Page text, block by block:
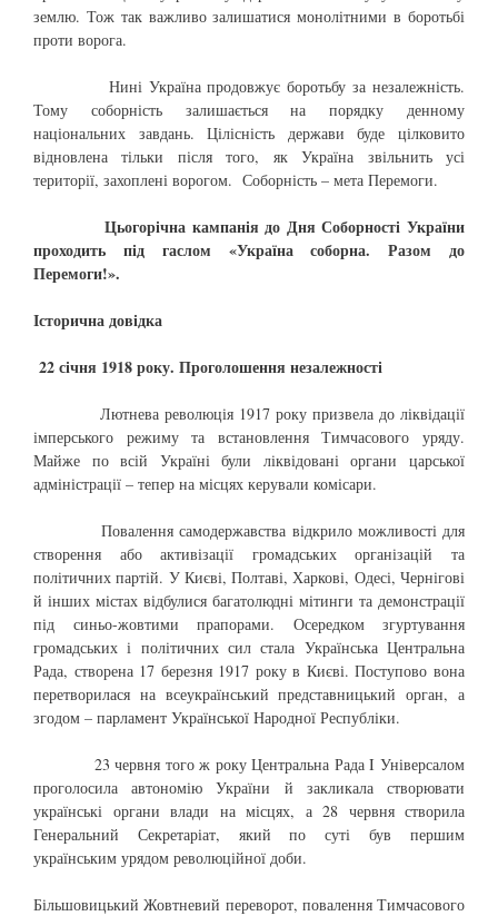
землю. Тож так важливо залишатися монолітними в боротьбі
проти ворога.
Нині Україна продовжує боротьбу за незалежність.
Тому соборність залишається на порядку денному
національних завдань. Цілісність держави буде цілковито
відновлена тільки після того, як Україна звільнить усі
території, захоплені ворогом. Соборність – мета Перемоги.
Цьогорічна кампанія до Дня Соборності України
проходить під гаслом «Україна соборна. Разом до
Перемоги!».
Історична довідка
22 січня 1918 року. Проголошення незалежності
Лютнева революція 1917 року призвела до ліквідації
імперського режиму та встановлення Тимчасового уряду.
Майже по всій Україні були ліквідовані органи царської
адміністрації – тепер на місцях керували комісари.
Повалення самодержавства відкрило можливості для
створення або активізації громадських організацій та
політичних партій. У Києві, Полтаві, Харкові, Одесі, Чернігові
й інших містах відбулися багатолюдні мітинги та демонстрації
під синьо-жовтими прапорами. Осередком згуртування
громадських і політичних сил стала Українська Центральна
Рада, створена 17 березня 1917 року в Києві. Поступово вона
перетворилася на всеукраїнський представницький орган, а
згодом – парламент Української Народної Республіки.
23 червня того ж року Центральна Рада I Універсалом
проголосила автономію України й закликала створювати
українські органи влади на місцях, а 28 червня створила
Генеральний Секретаріат, який по суті був першим
українським урядом революційної доби.
Більшовицький Жовтневий переворот, повалення Тимчасового